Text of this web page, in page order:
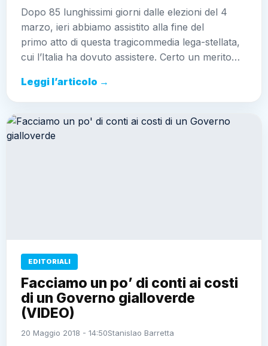
Dopo 85 lunghissimi giorni dalle elezioni del 4
marzo, ieri abbiamo assistito alla fine del
primo atto di questa tragicommedia lega-stellata,
cui l’Italia ha dovuto assistere. Certo un merito…
Leggi l’articolo →
EDITORIALI
Facciamo un po’ di conti ai costi
di un Governo gialloverde
(VIDEO)
20 Maggio 2018 - 14:50Stanislao Barretta